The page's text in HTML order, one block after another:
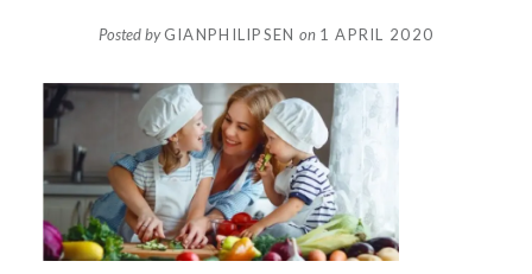
Posted byGIANPHILIPSEN on 1 APRIL 2020